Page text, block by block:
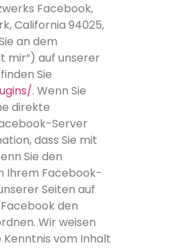
Facebook,
California 94025,
an dem
mir“) auf unserer
Sie
. Wenn Sie
direkte
Server
dass Sie mit
Sie den
Ihrem Facebook-
Seiten auf
den
Wir weisen
Kenntnis vom Inhalt